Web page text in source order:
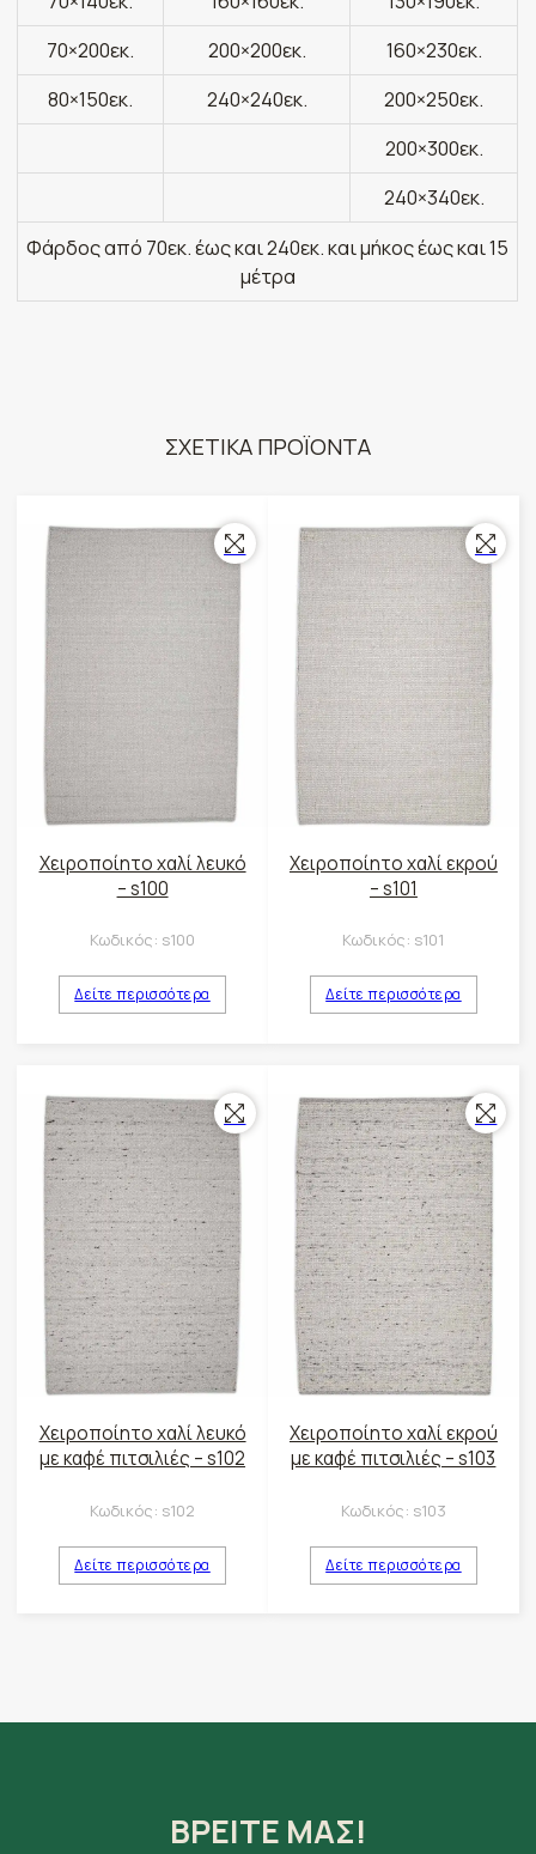
70×200εκ.
200×200εκ.
160×230εκ.
80×150εκ.
240×240εκ.
200×250εκ.
200×300εκ.
240×340εκ.
Φάρδος από 70εκ. έως και 240εκ. και μήκος έως και 15
μέτρα
ΣΧΕΤΙΚΑ ΠΡΟΪΟΝΤΑ
Χειροποίητο χαλί λευκό
– s100
Κωδικός: s100
Δείτε περισσότερα
Χειροποίητο χαλί εκρού
– s101
Κωδικός: s101
Δείτε περισσότερα
Χειροποίητο χαλί λευκό
με καφέ πιτσιλιές – s102
Κωδικός: s102
Δείτε περισσότερα
Χειροποίητο χαλί εκρού
με καφέ πιτσιλιές – s103
Κωδικός: s103
Δείτε περισσότερα
ΒΡΕΙΤΕ ΜΑΣ!